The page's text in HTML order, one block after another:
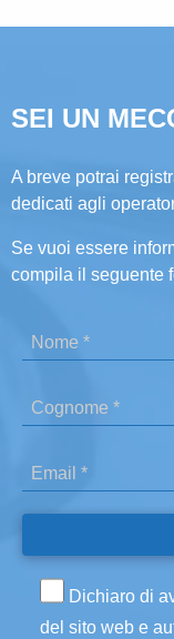
SEI UN
A breve potrai
dedicati agli
Se vuoi essere
compila il seguente
Dichiaro di
del sito web e